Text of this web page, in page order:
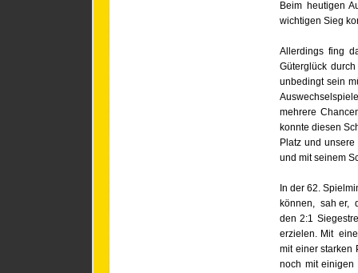
Beim heutigen
wichtigen Sieg
Allerdings fing
Güterglück
unbedingt sein
mehrere
konnte diesen
Platz und
und mit seinem
In der 62.
können, sah er,
den 2:1
erzielen. Mit
mit einer starken
noch mit einigen